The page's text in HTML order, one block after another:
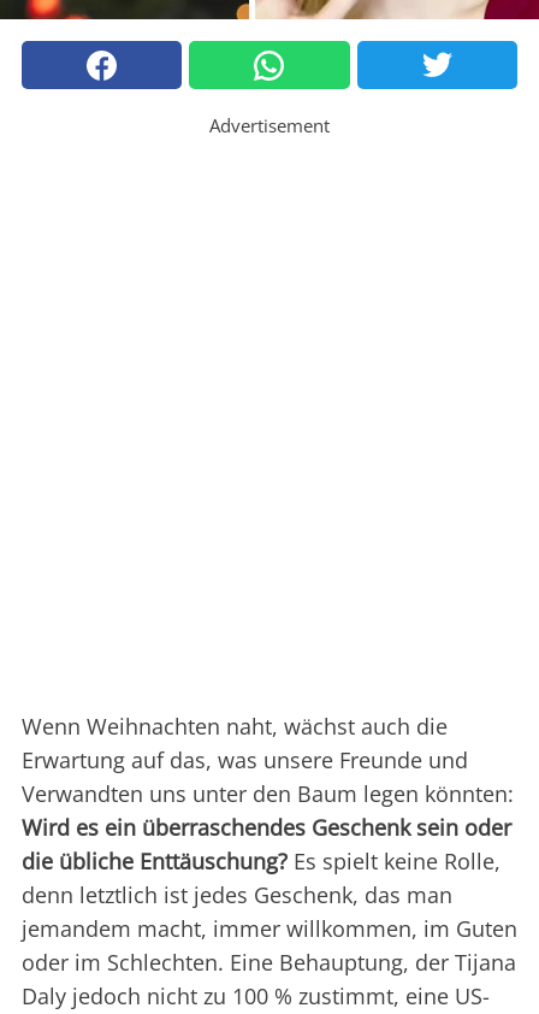
Advertisement
Wenn Weihnachten naht, wächst auch die
Erwartung auf das, was unsere Freunde und
Verwandten uns unter den Baum legen könnten:
Wird es ein überraschendes Geschenk sein oder
die übliche Enttäuschung? Es spielt keine Rolle,
denn letztlich ist jedes Geschenk, das man
jemandem macht, immer willkommen, im Guten
oder im Schlechten. Eine Behauptung, der Tijana
Daly jedoch nicht zu 100 % zustimmt, eine US-